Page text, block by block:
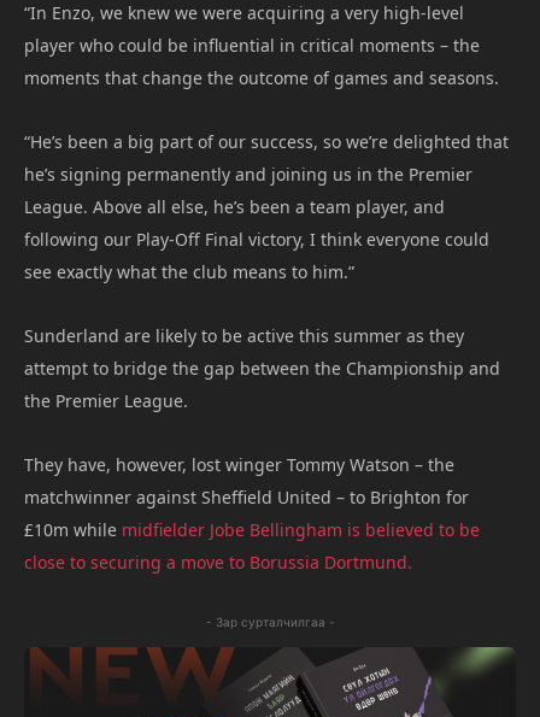
“In Enzo, we knew we were acquiring a very high-level
player who could be influential in critical moments – the
moments that change the outcome of games and seasons.
“He’s been a big part of our success, so we’re delighted that
he’s signing permanently and joining us in the Premier
League. Above all else, he’s been a team player, and
following our Play-Off Final victory, I think everyone could
see exactly what the club means to him.”
Sunderland are likely to be active this summer as they
attempt to bridge the gap between the Championship and
the Premier League.
They have, however, lost winger Tommy Watson – the
matchwinner against Sheffield United – to Brighton for
£10m while midfielder Jobe Bellingham is believed to be
close to securing a move to Borussia Dortmund.
- Зар сурталчилгаа -